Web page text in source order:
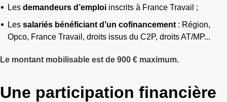
Les demandeurs d’emploi inscrits à France Travail ;
Les salariés bénéficiant d’un cofinancement : Région,
Opco, France Travail, droits issus du C2P, droits AT/MP...
Le montant mobilisable est de 900 € maximum.
Une participation financière